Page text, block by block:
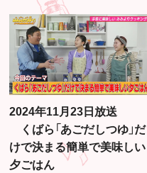
2024年11月23日放送
くばら「あごだしつゆ」だ
けで決まる簡単で美味しい
夕ごはん